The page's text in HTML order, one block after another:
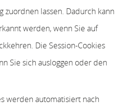
zuordnen lassen. Dadurch kann
werden, wenn Sie auf
Die Session-Cookies
Sie sich ausloggen oder den
werden automatisiert nach